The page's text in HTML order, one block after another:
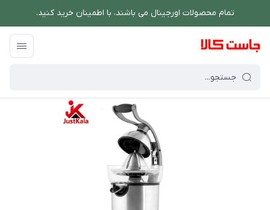
تمام محصولات اورجینال می باشند، با اطمینان خرید کنید.
فروشگاه اینترنتی جاست کالا